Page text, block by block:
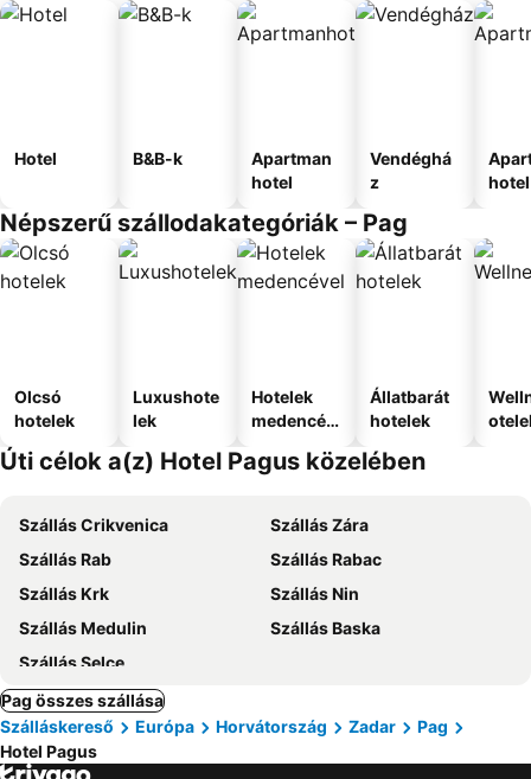
Hotel B&B-k
Apartman
hotel
Vendéghá
z
hotel
Népszerű szállodakategóriák – Pag
Olcsó
hotelek
Luxushote
lek
Hotelek
medencév
Állatbarát
hotelek
Úti célok a(z) Hotel Pagus közelében
Szállás Crikvenica
Szállás Zára
Szállás Rab
Szállás Rabac
Szállás Krk
Szállás Nin
Szállás Medulin
Szállás Baska
Szállás Selce
Pag összes szállása
Szálláskereső
Európa Horvátország Zadar
Pag
Hotel Pagus